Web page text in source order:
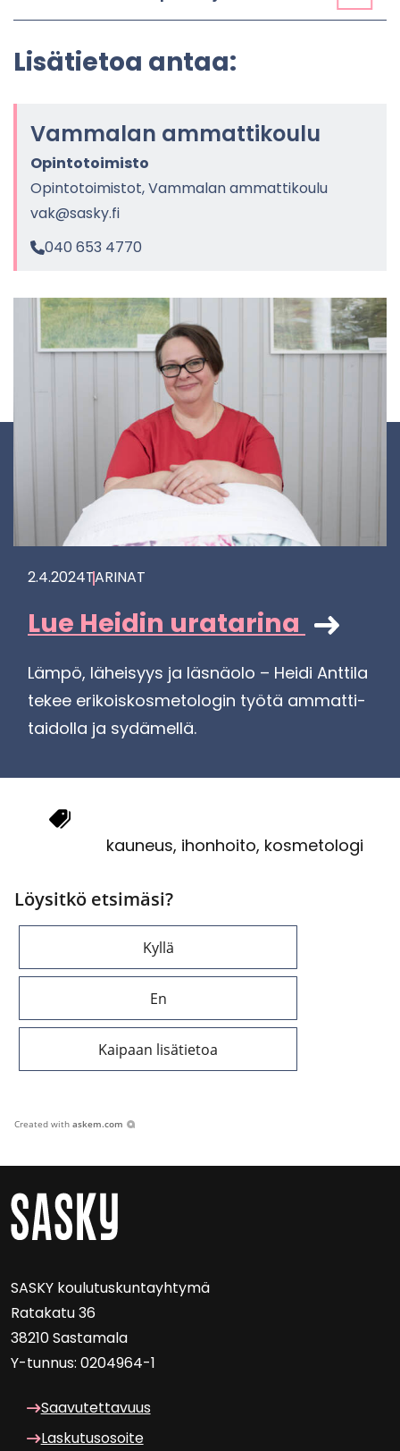
Li­sä­tie­toa antaa:
Vam­ma­lan am­mat­ti­kou­lu
Opin­to­toi­mis­to
Opin­to­toi­mis­tot, Vam­ma­lan am­mat­ti­kou­lu
vak@sasky.fi
040 653 4770
2.4.2024TA­RI­NAT
Lue Hei­din ura­ta­ri­na
Lämpö, lä­hei­syys ja läs­nä­olo – Heidi Ant­ti­la
tekee eri­kois­kos­me­to­lo­gin työtä am­mat­ti­
tai­dol­la ja sy­dä­mel­lä.
kau­neus, ihon­hoi­to, kos­me­to­lo­gi
Löysitkö etsimäsi?
Kyllä
En
Kaipaan lisätietoa
Created with askem.com
SASKY kou­lu­tus­kun­tayh­ty­mä
Ra­ta­ka­tu 36
38210 Sas­ta­ma­la
Y-​tunnus: 0204964-1
Saa­vu­tet­ta­vuus
Las­ku­tuso­soi­te